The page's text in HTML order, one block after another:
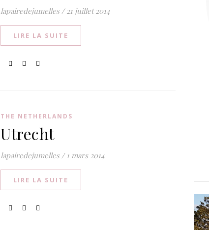
lapairedejumelles / 21 juillet 2014
LIRE LA SUITE
THE NETHERLANDS
Utrecht
lapairedejumelles / 1 mars 2014
LIRE LA SUITE